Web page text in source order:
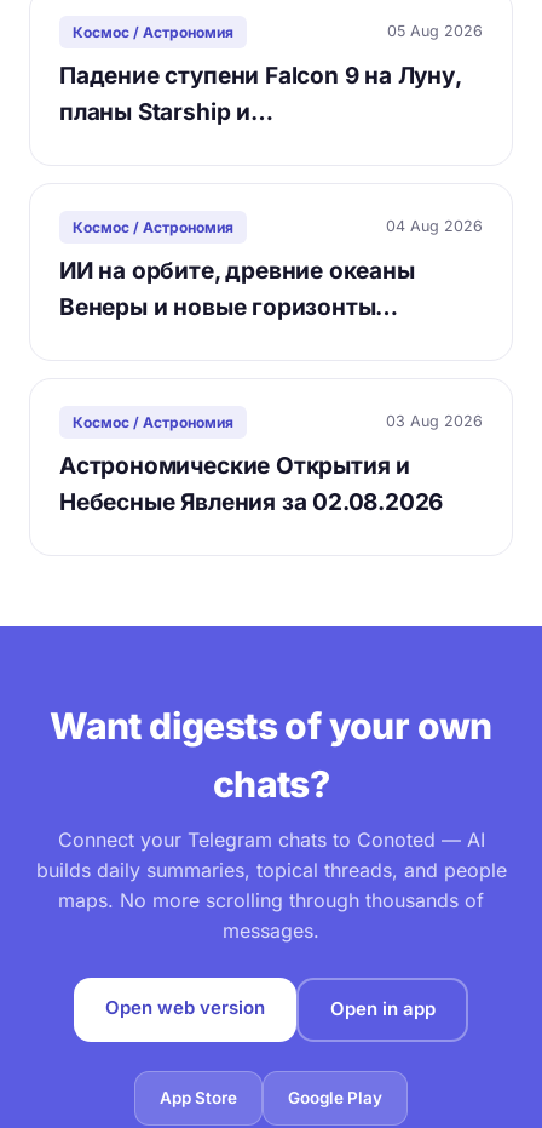
Космос / Астрономия 05 Aug 2026
Падение ступени Falcon 9 на Луну,
планы Starship и…
Космос / Астрономия 04 Aug 2026
ИИ на орбите, древние океаны
Венеры и новые горизонты…
Космос / Астрономия 03 Aug 2026
Астрономические Открытия и
Небесные Явления за 02.08.2026
Want digests of your own
chats?
Connect your Telegram chats to Conoted — AI
builds daily summaries, topical threads, and people
maps. No more scrolling through thousands of
messages.
Open web version Open in app
App Store Google Play